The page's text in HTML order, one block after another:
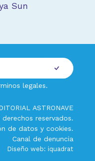
Sun
legales.
ASTRONAVE
reservados.
de datos y cookies.
Canal de denuncia
Diseño web: iquadrat